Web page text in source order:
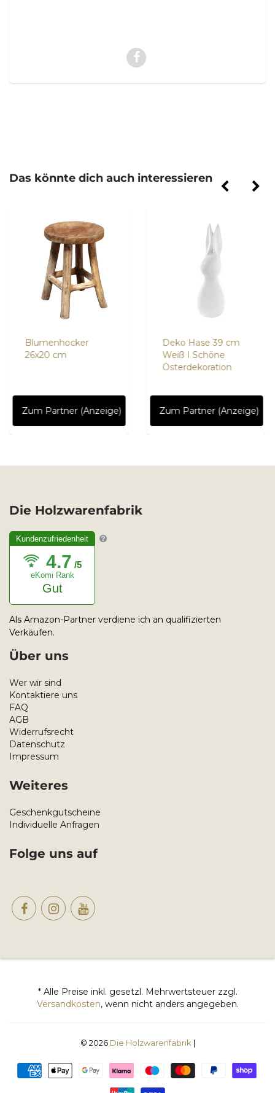
Das könnte dich auch interessieren
Blumenhocker
26x20 cm
Zum Partner (Anzeige)
Deko Hase 39 cm
Weiß I Schöne
Osterdekoration
Zum Partner (Anzeige)
Die Holzwarenfabrik
Kundenzufriedenheit
4.7 /5
eKomi Rank
Gut
Als Amazon-Partner verdiene ich an qualifizierten
Verkäufen.
Über uns
Wer wir sind
Kontaktiere uns
FAQ
AGB
Widerrufsrecht
Datenschutz
Impressum
Weiteres
Geschenkgutscheine
Individuelle Anfragen
Folge uns auf
* Alle Preise inkl. gesetzl. Mehrwertsteuer zzgl.
Versandkosten, wenn nicht anders angegeben.
© 2026 Die Holzwarenfabrik |